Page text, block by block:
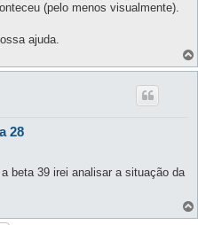
(pelo menos visualmente).
ajuda.
28
beta 39 irei analisar a situação da